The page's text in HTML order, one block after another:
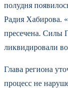
полудня
Радия Хабирова.
пресечена. Силы
ликвидировали
Глава региона
процесс не